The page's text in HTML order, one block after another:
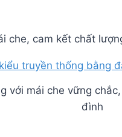
che, cam kết chất
với mái che vững
đình